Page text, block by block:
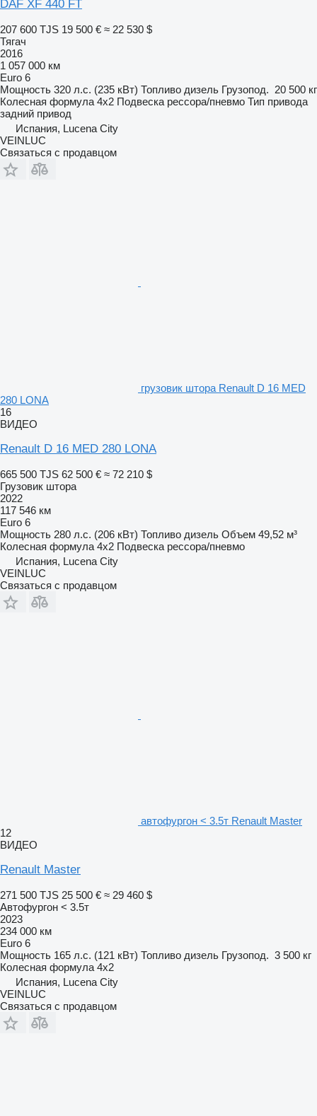
DAF XF 440 FT
207 600 TJS 19 500 € ≈ 22 530 $
Тягач
2016
1 057 000 км
Euro 6
Мощность 320 л.с. (235 кВт) Топливо дизель Грузопод. 20 500 кг
Колесная формула 4x2 Подвеска рессора/пневмо Тип привода
задний привод
Испания, Lucena City
VEINLUC
Связаться с продавцом
грузовик штора Renault D 16 MED
280 LONA
16
ВИДЕО
Renault D 16 MED 280 LONA
665 500 TJS 62 500 € ≈ 72 210 $
Грузовик штора
2022
117 546 км
Euro 6
Мощность 280 л.с. (206 кВт) Топливо дизель Объем 49,52 м³
Колесная формула 4x2 Подвеска рессора/пневмо
Испания, Lucena City
VEINLUC
Связаться с продавцом
автофургон < 3.5т Renault Master
12
ВИДЕО
Renault Master
271 500 TJS 25 500 € ≈ 29 460 $
Автофургон < 3.5т
2023
234 000 км
Euro 6
Мощность 165 л.с. (121 кВт) Топливо дизель Грузопод. 3 500 кг
Колесная формула 4x2
Испания, Lucena City
VEINLUC
Связаться с продавцом